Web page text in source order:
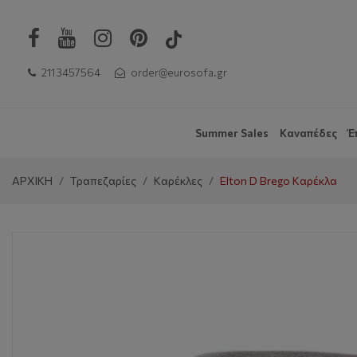
211 3457564 order@eurosofa.gr
Summer Sales Καναπέδες
ΑΡΧΙΚΗ Τραπεζαρίες Καρέκλες Elton D Brego Καρέκλα